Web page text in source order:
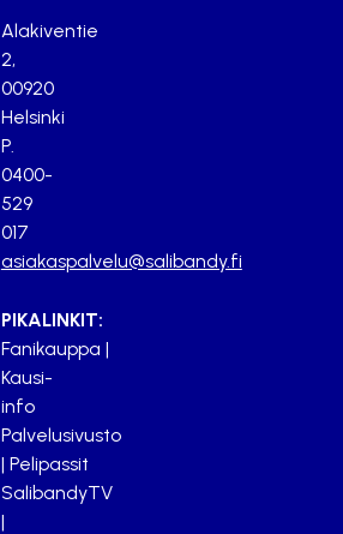
Alakiventie
2,
00920
Helsinki
P.
0400-
529
017
asiakaspalvelu@salibandy.fi
PIKALINKIT:
Fanikauppa |
Kausi-
info
Palvelusivusto
| Pelipassit
SalibandyTV
|